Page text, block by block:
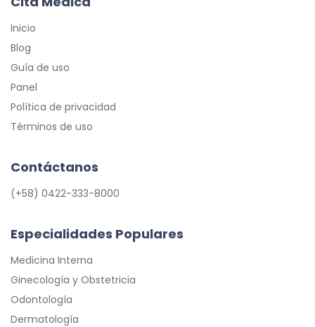
Inicio
Blog
Guía de uso
Panel
Política de privacidad
Términos de uso
Contáctanos
(+58) 0422-333-8000
Especialidades Populares
Medicina Interna
Ginecología y Obstetricia
Odontología
Dermatología